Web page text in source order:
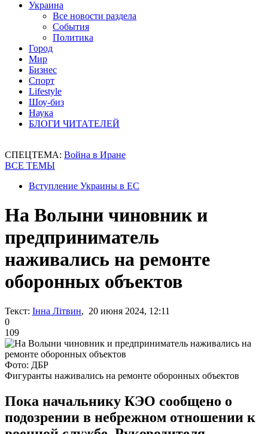
Украина
Все новости раздела
События
Политика
Город
Мир
Бизнес
Спорт
Lifestyle
Шоу-биз
Наука
БЛОГИ ЧИТАТЕЛЕЙ
СПЕЦТЕМА: Война в Иране
ВСЕ ТЕМЫ
Вступление Украины в ЕС
На Волыни чиновник и
предприниматель
наживались на ремонте
оборонных объектов
Текст: Інна Літвин, 20 июня 2024, 12:11
0
109
Фото: ДБР
Фигуранты наживались на ремонте оборонных объектов
Пока начальнику КЭО сообщено о
подозрении в небрежном отношении к